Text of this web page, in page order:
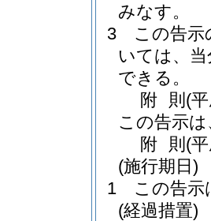
みなす。
3
この告示
いては、
できる。
附 則 (
この告示
附 則 (
(施行期日)
1
この告示
(経過措置)